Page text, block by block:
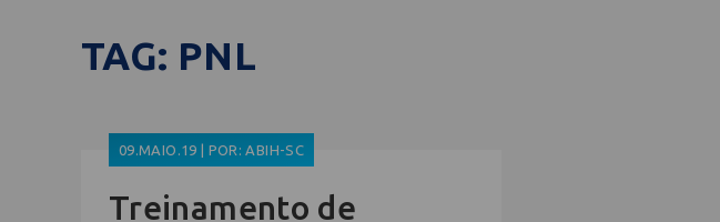
TAG: PNL
09.MAIO.19 | POR: ABIH-SC
Treinamento de